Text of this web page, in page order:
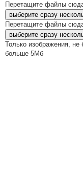
Перетащите файлы
выберите сразу
Перетащите файлы
выберите сразу
Только изображения,
больше 5Мб